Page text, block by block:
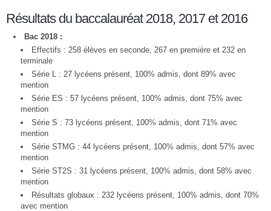
Résultats du baccalauréat 2018, 2017 et 2016
Bac 2018 :
Effectifs : 258 élèves en seconde, 267 en première et 232 en
terminale
Série L : 27 lycéens présent, 100% admis, dont 89% avec
mention
Série ES : 57 lycéens présent, 100% admis, dont 75% avec
mention
Série S : 73 lycéens présent, 100% admis, dont 71% avec
mention
Série STMG : 44 lycéens présent, 100% admis, dont 57% avec
mention
Série ST2S : 31 lycéens présent, 100% admis, dont 58% avec
mention
Résultats globaux : 232 lycéens présent, 100% admis, dont 70%
avec mention